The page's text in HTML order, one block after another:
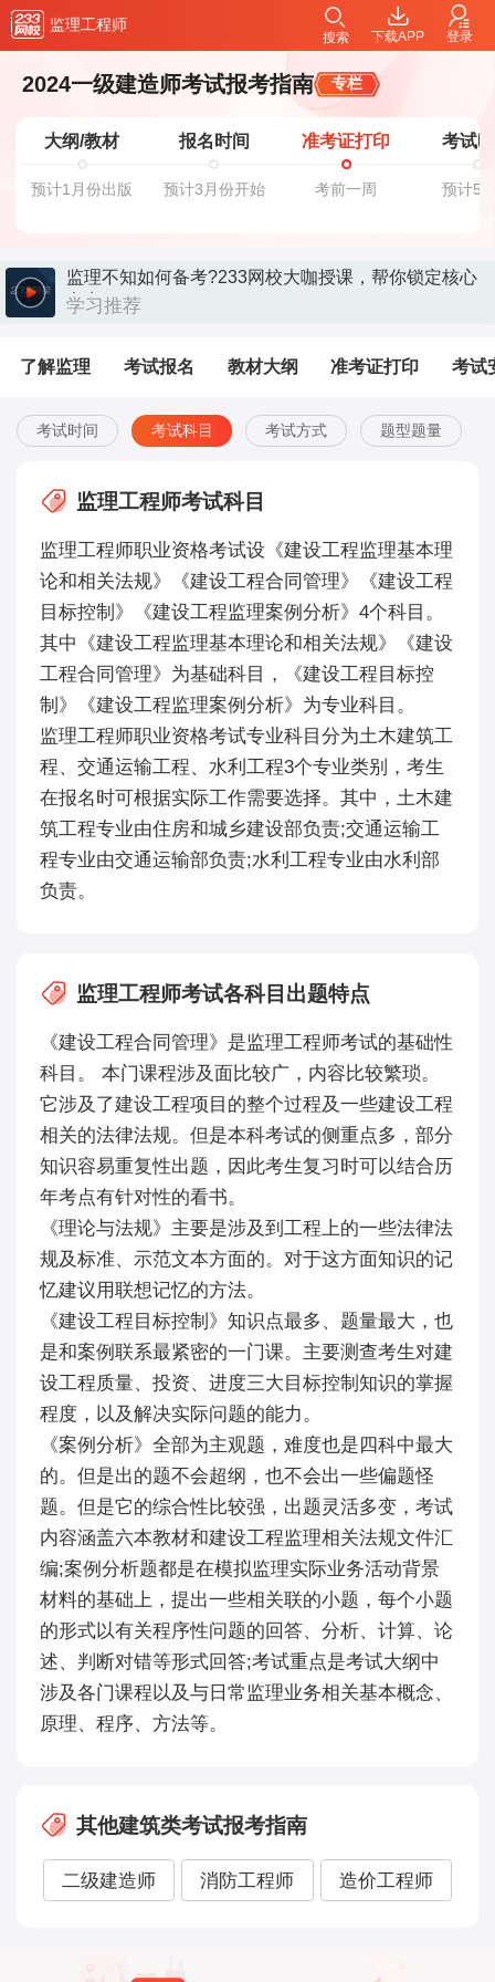
监理工程师
下载APP 登录
搜索
2024一级建造师考试报考指南 专栏
大纲/教材
预计1月份出版
报名时间
预计3月份开始
准考证打印
考前一周
考试
预计5
监理不知如何备考?233网校大咖授课，帮你锁定核心
考点>>
学习推荐
了解监理 考试报名 教材大纲 准考证打印 考试
考试时间 考试科目 考试方式 题型题量
监理工程师考试科目
监理工程师职业资格考试设《建设工程监理基本理
论和相关法规》《建设工程合同管理》《建设工程
目标控制》《建设工程监理案例分析》4个科目。
其中《建设工程监理基本理论和相关法规》《建设
工程合同管理》为基础科目，《建设工程目标控
制》《建设工程监理案例分析》为专业科目。
监理工程师职业资格考试专业科目分为土木建筑工
程、交通运输工程、水利工程3个专业类别，考生
在报名时可根据实际工作需要选择。其中，土木建
筑工程专业由住房和城乡建设部负责;交通运输工
程专业由交通运输部负责;水利工程专业由水利部
负责。
监理工程师考试各科目出题特点
《建设工程合同管理》是监理工程师考试的基础性
科目。 本门课程涉及面比较广，内容比较繁琐。
它涉及了建设工程项目的整个过程及一些建设工程
相关的法律法规。但是本科考试的侧重点多，部分
知识容易重复性出题，因此考生复习时可以结合历
年考点有针对性的看书。
《理论与法规》主要是涉及到工程上的一些法律法
规及标准、示范文本方面的。对于这方面知识的记
忆建议用联想记忆的方法。
《建设工程目标控制》知识点最多、题量最大，也
是和案例联系最紧密的一门课。主要测查考生对建
设工程质量、投资、进度三大目标控制知识的掌握
程度，以及解决实际问题的能力。
《案例分析》全部为主观题，难度也是四科中最大
的。但是出的题不会超纲，也不会出一些偏题怪
题。但是它的综合性比较强，出题灵活多变，考试
内容涵盖六本教材和建设工程监理相关法规文件汇
编;案例分析题都是在模拟监理实际业务活动背景
材料的基础上，提出一些相关联的小题，每个小题
的形式以有关程序性问题的回答、分析、计算、论
述、判断对错等形式回答;考试重点是考试大纲中
涉及各门课程以及与日常监理业务相关基本概念、
原理、程序、方法等。
其他建筑类考试报考指南
二级建造师 消防工程师 造价工程师